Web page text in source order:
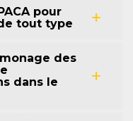
pour
tout type
des
dans le